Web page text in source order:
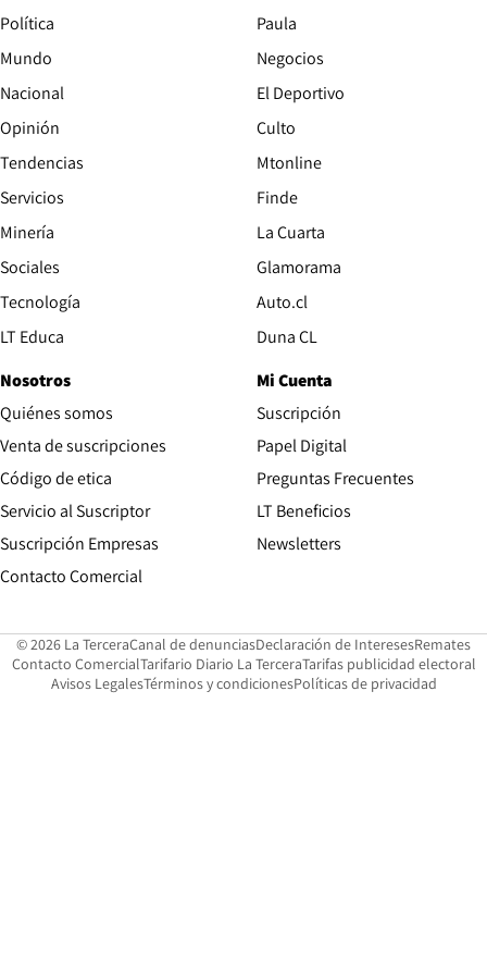
Política
Mundo
Nacional
Opinión
Tendencias
Servicios
Minería
Sociales
Tecnología
LT Educa
Paula
Negocios
El Deportivo
Culto
Mtonline
Finde
La Cuarta
Glamorama
Auto.cl
Duna CL
Nosotros
Quiénes somos
Venta de suscripciones
Código de etica Opens in new window
Servicio al Suscriptor
Suscripción Empresas
Contacto Comercial
Mi Cuenta
Suscripción
Papel Digital
Preguntas Frecuentes
LT Beneficios
Newsletters
© 2026 La TerceraCanal de denunciasOpens in new window
Declaración de InteresesOpens in
Remates
Contacto ComercialOpens in new window
Tarifario Diario La TerceraOpens in new window
Tarifas publicidad electoral
Avisos LegalesOpens in new window
Términos y condicionesPolíticas de privacidad